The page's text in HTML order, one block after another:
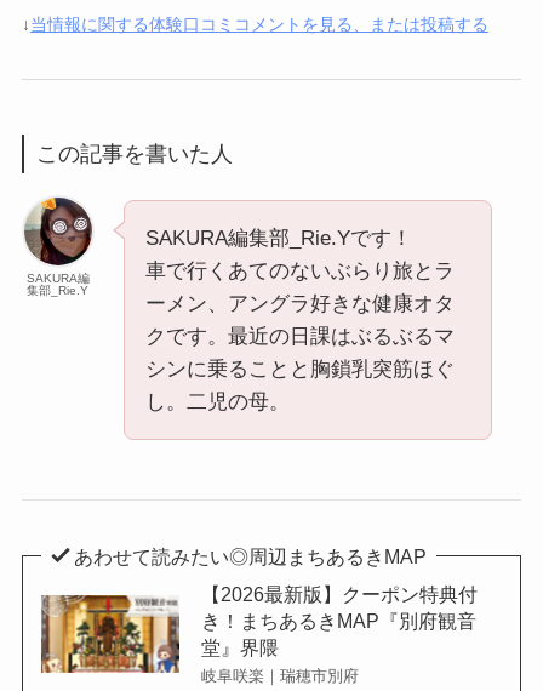
↓当情報に関する体験口コミコメントを見る、または投稿する
この記事を書いた人
SAKURA編
集部_Rie.Y
SAKURA編集部_Rie.Yです！
車で行くあてのないぶらり旅とラ
ーメン、アングラ好きな健康オタ
クです。最近の日課はぶるぶるマ
シンに乗ることと胸鎖乳突筋ほぐ
し。二児の母。
あわせて読みたい◎周辺まちあるきMAP
【2026最新版】クーポン特典付
き！まちあるきMAP『別府観音
堂』界隈
岐阜咲楽｜瑞穂市別府